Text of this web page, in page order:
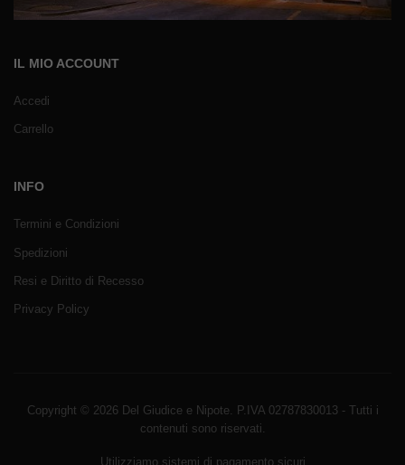
IL MIO ACCOUNT
Accedi
Carrello
INFO
Termini e Condizioni
Spedizioni
Resi e Diritto di Recesso
Privacy Policy
Copyright © 2026 Del Giudice e Nipote. P.IVA 02787830013 - Tutti i
contenuti sono riservati.
Utilizziamo sistemi di pagamento sicuri